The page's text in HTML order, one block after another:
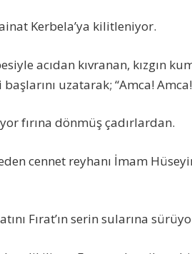
Kerbela’ya kilitleniyor.
acıdan kıvranan, kızgın
uzatarak; “Amca!
fırına dönmüş çadırlardan.
cennet reyhanı İmam
Fırat’ın serin sularına